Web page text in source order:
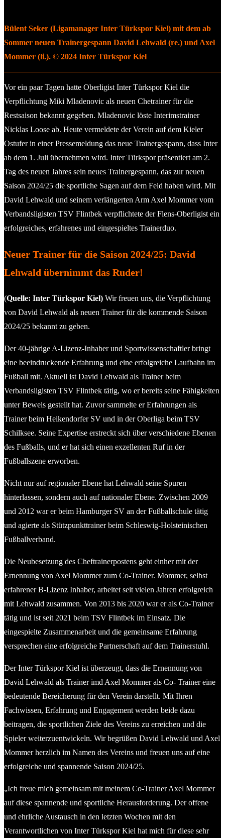
Bülent Seker (Ligamanager Inter Türkspor Kiel) mit dem ab
Sommer neuen Trainergespann David Lehwald (re.) und Axel
Mommer (li.). © 2024 Inter Türkspor Kiel
Vor ein paar Tagen hatte Oberligist Inter Türkspor Kiel die
Verpflichtung Miki Mladenovic als neuen Chetrainer für die
Restsaison bekannt gegeben. Mladenovic löste Interimstrainer
Nicklas Loose ab. Heute vermeldete der Verein auf dem Kieler
Ostufer in einer Pressemeldung das neue Trainergespann, dass Inter
ab dem 1. Juli übernehmen wird. Inter Türkspor präsentiert am 2.
Tag des neuen Jahres sein neues Trainergespann, das zur neuen
Saison 2024/25 die sportliche Sagen auf dem Feld haben wird. Mit
David Lehwald und seinem verlängerten Arm Axel Mommer vom
Verbandsligisten TSV Flintbek verpflichtete der Flens-Oberligist ein
erfolgreiches, erfahrenes und eingespieltes Trainerduo.
Neuer Trainer für die Saison 2024/25: David
Lehwald übernimmt das Ruder!
(Quelle: Inter Türkspor Kiel) Wir freuen uns, die Verpflichtung
von David Lehwald als neuen Trainer für die kommende Saison
2024/25 bekannt zu geben.
Der 40-jährige A-Lizenz-Inhaber und Sportwissenschaftler bringt
eine beeindruckende Erfahrung und eine erfolgreiche Laufbahn im
Fußball mit. Aktuell ist David Lehwald als Trainer beim
Verbandsligisten TSV Flintbek tätig, wo er bereits seine Fähigkeiten
unter Beweis gestellt hat. Zuvor sammelte er Erfahrungen als
Trainer beim Heikendorfer SV und in der Oberliga beim TSV
Schilksee. Seine Expertise erstreckt sich über verschiedene Ebenen
des Fußballs, und er hat sich einen exzellenten Ruf in der
Fußballszene erworben.
Nicht nur auf regionaler Ebene hat Lehwald seine Spuren
hinterlassen, sondern auch auf nationaler Ebene. Zwischen 2009
und 2012 war er beim Hamburger SV an der Fußballschule tätig
und agierte als Stützpunkttrainer beim Schleswig-Holsteinischen
Fußballverband.
Die Neubesetzung des Cheftrainerpostens geht einher mit der
Ernennung von Axel Mommer zum Co-Trainer. Mommer, selbst
erfahrener B-Lizenz Inhaber, arbeitet seit vielen Jahren erfolgreich
mit Lehwald zusammen. Von 2013 bis 2020 war er als Co-Trainer
tätig und ist seit 2021 beim TSV Flintbek im Einsatz. Die
eingespielte Zusammenarbeit und die gemeinsame Erfahrung
versprechen eine erfolgreiche Partnerschaft auf dem Trainerstuhl.
Der Inter Türkspor Kiel ist überzeugt, dass die Ernennung von
David Lehwald als Trainer imd Axel Mommer als Co- Trainer eine
bedeutende Bereicherung für den Verein darstellt. Mit Ihren
Fachwissen, Erfahrung und Engagement werden beide dazu
beitragen, die sportlichen Ziele des Vereins zu erreichen und die
Spieler weiterzuentwickeln. Wir begrüßen David Lehwald und Axel
Mommer herzlich im Namen des Vereins und freuen uns auf eine
erfolgreiche und spannende Saison 2024/25.
„Ich freue mich gemeinsam mit meinem Co-Trainer Axel Mommer
auf diese spannende und sportliche Herausforderung. Der offene
und ehrliche Austausch in den letzten Wochen mit den
Verantwortlichen von Inter Türkspor Kiel hat mich für diese sehr